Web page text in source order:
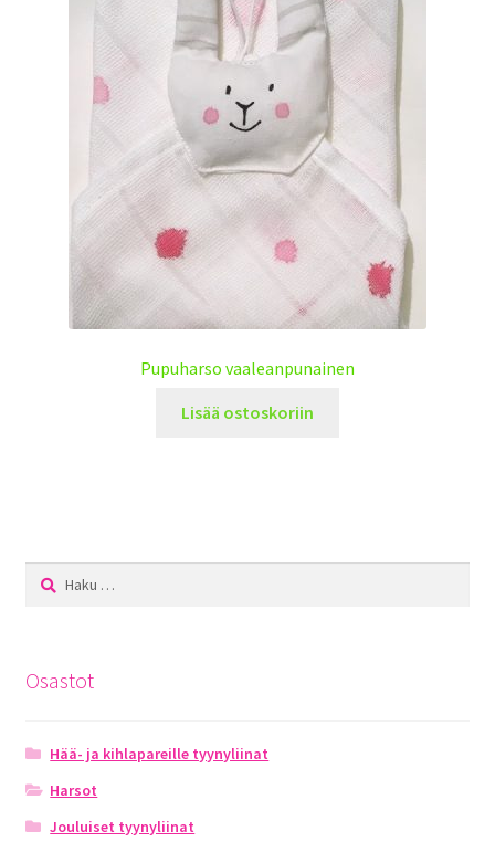
Pupuharso vaaleanpunainen
Lisää ostoskoriin
Haku:
Osastot
Hää- ja kihlapareille tyynyliinat
Harsot
Jouluiset tyynyliinat